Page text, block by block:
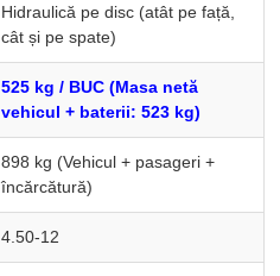
Hidraulică pe disc (atât pe față,
cât și pe spate)
525 kg / BUC (Masa netă
vehicul + baterii: 523 kg)
898 kg (Vehicul + pasageri +
încărcătură)
4.50-12